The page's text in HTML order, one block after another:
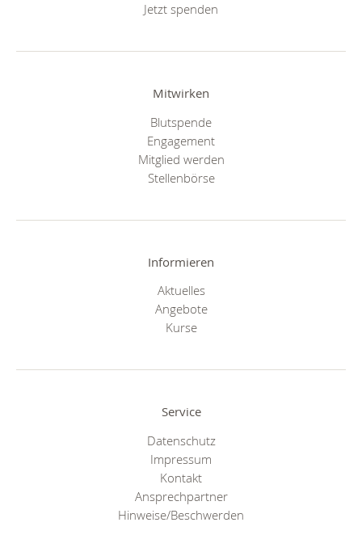
Jetzt spenden
Mitwirken
Blutspende
Engagement
Mitglied werden
Stellenbörse
Informieren
Aktuelles
Angebote
Kurse
Service
Datenschutz
Impressum
Kontakt
Ansprechpartner
Hinweise/Beschwerden